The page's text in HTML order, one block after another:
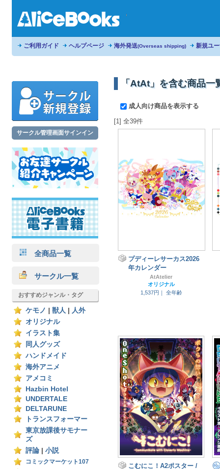
ご利用ガイド ヘルプページ 海外発送(Overseas shipping) 新規ユ
サークル管理画面サインイン
全商品一覧
サークル一覧
おすすめジャンル・タグ
ケモノ 獣人
人外
オリジナル
イラスト集
同人グッズ
ハンドメイド
海外アニメ
アメコミ
Hazbin Hotel
UNDERTALE
DELTARUNE
トランスフォーマー
東京放課後サモナー
ズ
評論
小説
コミックマーケット107
「AtAt」を含む商品一
成人向け商品を表示する
[1] 全39件
プディーレサーカス2026
年カレンダー
AtAtelier
オリジナル
1,537円｜
全年齢
こむにこ！A2ポスター /